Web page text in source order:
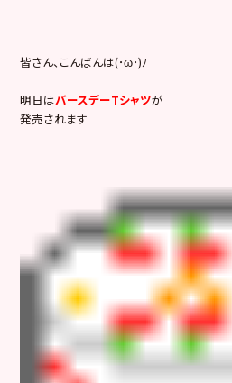
皆さん、こんばんは(･ω･)ﾉ
明日はバースデーTシャツが
発売されます